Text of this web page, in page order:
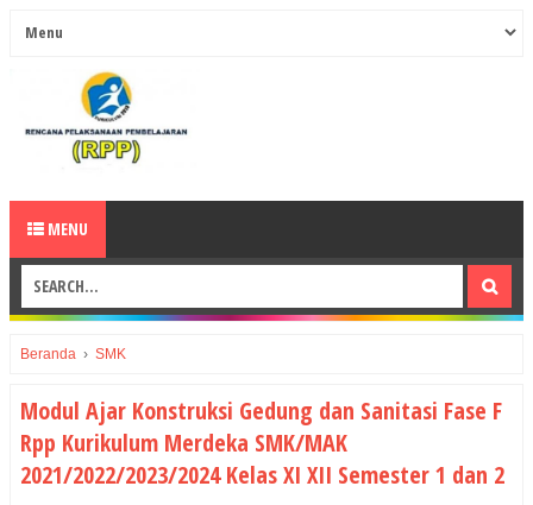
MENU
Beranda › SMK
Modul Ajar Konstruksi Gedung dan Sanitasi Fase F
Rpp Kurikulum Merdeka SMK/MAK
2021/2022/2023/2024 Kelas XI XII Semester 1 dan 2